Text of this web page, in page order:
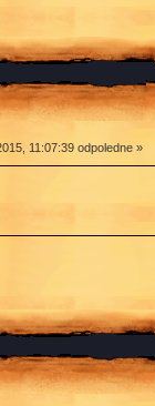
11:07:39 odpoledne »